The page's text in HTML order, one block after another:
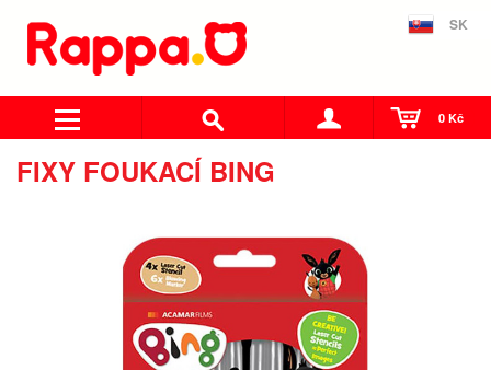
SK
0 Kč
FIXY FOUKACÍ BING